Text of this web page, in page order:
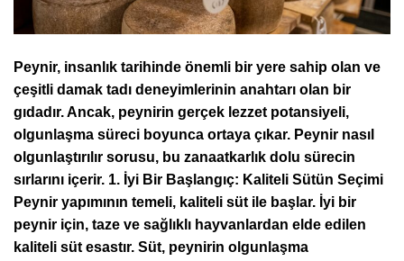
Peynir, insanlık tarihinde önemli bir yere sahip olan ve
çeşitli damak tadı deneyimlerinin anahtarı olan bir
gıdadır. Ancak, peynirin gerçek lezzet potansiyeli,
olgunlaşma süreci boyunca ortaya çıkar. Peynir nasıl
olgunlaştırılır sorusu, bu zanaatkarlık dolu sürecin
sırlarını içerir. 1. İyi Bir Başlangıç: Kaliteli Sütün Seçimi
Peynir yapımının temeli, kaliteli süt ile başlar. İyi bir
peynir için, taze ve sağlıklı hayvanlardan elde edilen
kaliteli süt esastır. Süt, peynirin olgunlaşma